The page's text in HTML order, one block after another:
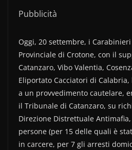
Pubblicità
Oggi, 20 settembre, i
Provinciale di Crotone, con il
Catanzaro, Vibo Valentia,
Eliportato Cacciatori di
a un provvedimento cautelare,
il Tribunale di Catanzaro, su
Direzione Distrettuale
persone (per 15 delle quali è
in carcere, per 7 gli arresti